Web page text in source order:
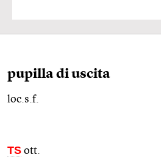
pupilla di uscita
loc.s.f.
TS ott.